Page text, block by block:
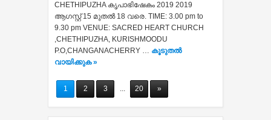
CHETHIPUZHA കൃപാഭിഷേകം 2019 2019
ആഗസ്റ്റ് 15 മുതൽ 18 വരെ. TIME: 3.00 pm to
9.30 pm VENUE: SACRED HEART CHURCH
,CHETHIPUZHA, KURISHMOODU
P.O,CHANGANACHERRY … കൂടുതൽ‍
വായിക്കുക »
1 2 3 ... 20 »